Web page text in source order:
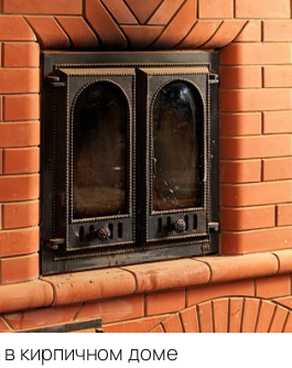
в кирпичном доме